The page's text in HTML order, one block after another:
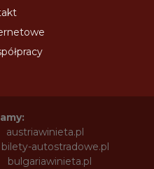
austriawinieta.pl
bilety-autostradowe.pl
bulgariawinieta.pl